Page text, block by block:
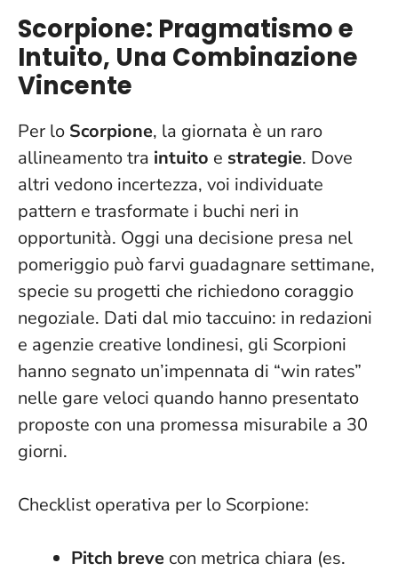
Scorpione: Pragmatismo e
Intuito, Una Combinazione
Vincente
Per lo Scorpione, la giornata è un raro
allineamento tra intuito e strategie. Dove
altri vedono incertezza, voi individuate
pattern e trasformate i buchi neri in
opportunità. Oggi una decisione presa nel
pomeriggio può farvi guadagnare settimane,
specie su progetti che richiedono coraggio
negoziale. Dati dal mio taccuino: in redazioni
e agenzie creative londinesi, gli Scorpioni
hanno segnato un’impennata di “win rates”
nelle gare veloci quando hanno presentato
proposte con una promessa misurabile a 30
giorni.
Checklist operativa per lo Scorpione:
Pitch breve con metrica chiara (es.